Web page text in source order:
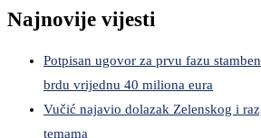
Najnovije vijesti
Potpisan ugovor za prvu fazu
brdu vrijednu 40 miliona eura
Vučić najavio dolazak Zelenskog i
temama